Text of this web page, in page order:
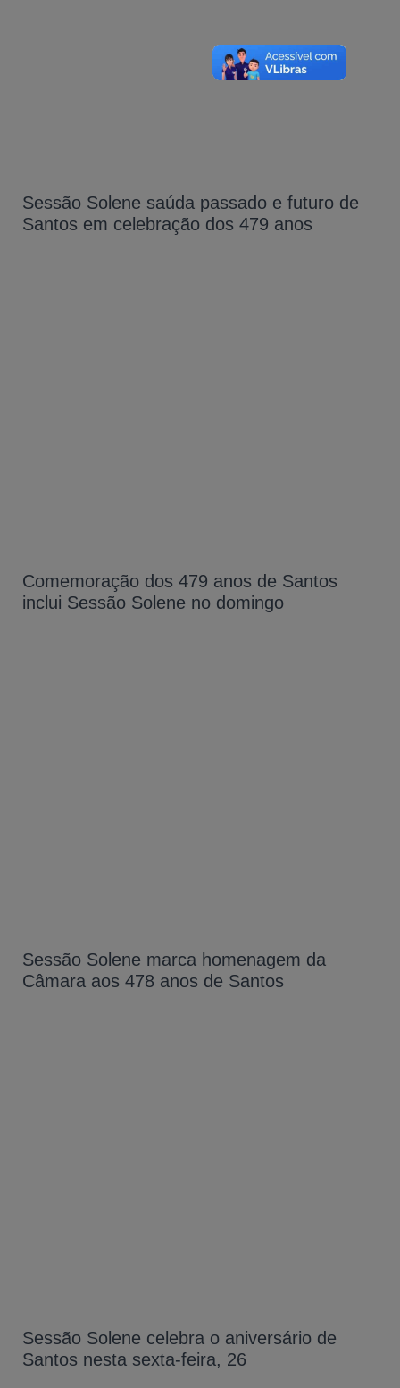
Sessão Solene saúda passado e futuro de
Santos em celebração dos 479 anos
Comemoração dos 479 anos de Santos
inclui Sessão Solene no domingo
Sessão Solene marca homenagem da
Câmara aos 478 anos de Santos
Sessão Solene celebra o aniversário de
Santos nesta sexta-feira, 26